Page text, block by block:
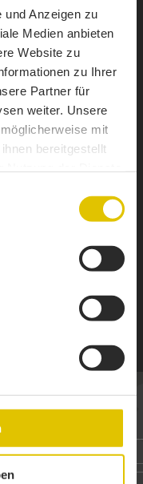
und Anzeigen zu
Medien anbieten
Website zu
zu Ihrer
Partner für
weiter. Unsere
mit
bereitgestellt